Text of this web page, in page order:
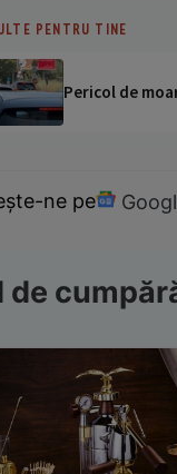
PENTRU TINE
Pericol de
ne pe
de